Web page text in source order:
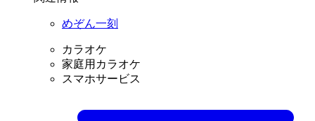
めぞん一刻
カラオケ
家庭用カラオケ
スマホサービス